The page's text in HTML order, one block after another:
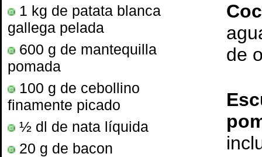
1 kg de patata blanca
gallega pelada
600 g de mantequilla
pomada
100 g de cebollino
finamente picado
½ dl de nata líquida
20 g de bacon
de